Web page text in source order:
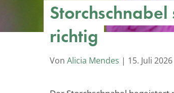
Storchschnabel
richtig
Von Alicia Mendes | 15. Juli 2026